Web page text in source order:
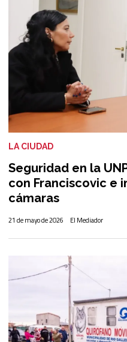
Seguridad en la
con Franciscovic e
cámaras
El Mediador
LA CIUDAD
21 de mayo de 2026